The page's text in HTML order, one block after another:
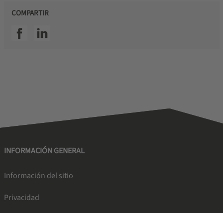
COMPARTIR
SSI facebookSSI linkedin
INFORMACIÓN GENERAL
Información del sitio
Privacidad